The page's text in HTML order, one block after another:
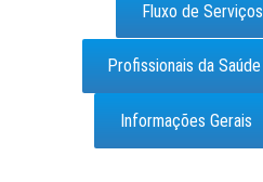
Fluxo de Serviços
Profissionais da Saúde
Informações Gerais